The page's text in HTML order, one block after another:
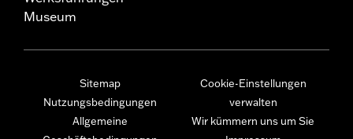
Museum
Sitemap
Nutzungsbedingungen
Allgemeine
Cookie-Einstellungen
verwalten
Wir kümmern uns um Sie